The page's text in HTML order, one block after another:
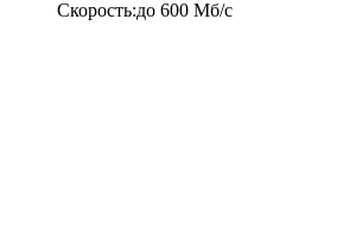
Скорость:до 600 Мб/c